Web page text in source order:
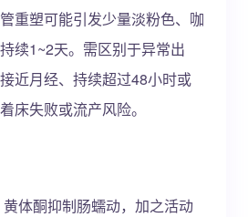
重塑可能引发少量淡粉色、咖
续1~2天。需区别于异常出
近月经、持续超过48小时或
床失败或流产风险。
黄体酮抑制肠蠕动，加之活动